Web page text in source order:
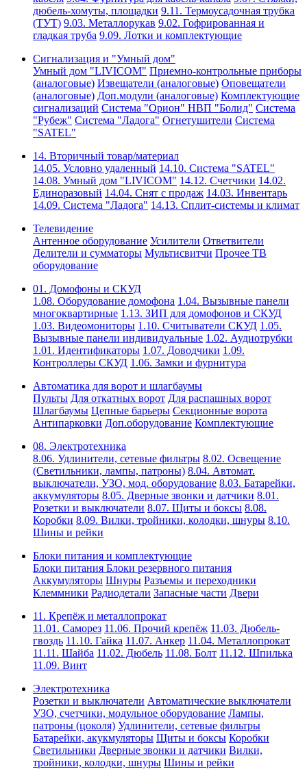
дюбель-хомуты, площадки 9.11. Термоусадочная трубка
(ТУТ) 9.03. Металлорукав 9.02. Гофрированная и
гладкая труба 9.09. Лотки и комплектующие
Сигнализация и "Умный дом"
Умный дом "LIVICOM" Приемно-контрольные приборы
(аналоговые) Извещатели (аналоговые) Оповещатели
(аналоговые) Доп.модули (аналоговые) Комплектующие
сигнализаций Система "Орион" НВП "Болид" Система
"Рубеж" Система "Ладога" Огнетушители Система
"SATEL"
14. Вторичный товар/материал
14.05. Условно удаленный 14.10. Система "SATEL"
14.08. Умный дом "LIVICOM" 14.12. Счетчики 14.02.
Единоразовый 14.04. Снят с продаж 14.03. Инвентарь
14.09. Система "Ладога" 14.13. Сплит-системы и климат
Телевидение
Антенное оборудование Усилители Ответвители
Делители и сумматоры Мультисвитчи Прочее ТВ
оборудование
01. Домофоны и СКУД
1.08. Оборудование домофона 1.04. Вызывные панели
многоквартирные 1.13. ЗИП для домофонов и СКУД
1.03. Видеомониторы 1.10. Считыватели СКУД 1.05.
Вызывные панели индивидуальные 1.02. Аудиотрубки
1.01. Идентификаторы 1.07. Доводчики 1.09.
Контроллеры СКУД 1.06. Замки и фурнитура
Автоматика для ворот и шлагбаумы
Пульты Для откатных ворот Для распашных ворот
Шлагбаумы Цепные барьеры Секционные ворота
Антипарковки Доп.оборудование Комплектующие
08. Электротехника
8.06. Удлинители, сетевые фильтры 8.02. Освещение
(Светильники, лампы, патроны) 8.04. Автомат.
выключатели, УЗО, мод. оборудование 8.03. Батарейки,
аккумуляторы 8.05. Дверные звонки и датчики 8.01.
Розетки и выключатели 8.07. Щиты и боксы 8.08.
Коробки 8.09. Вилки, тройники, колодки, шнуры 8.10.
Шины и рейки
Блоки питания и комплектующие
Блоки питания Блоки резервного питания
Аккумуляторы Шнуры Разъемы и переходники
Клеммники Радиодетали Запасные части Двери
11. Крепёж и металлопрокат
11.01. Саморез 11.06. Прочий крепёж 11.03. Дюбель-
гвоздь 11.10. Гайка 11.07. Анкер 11.04. Металлопрокат
11.11. Шайба 11.02. Дюбель 11.08. Болт 11.12. Шпилька
11.09. Винт
Электротехника
Розетки и выключатели Автоматические выключатели
УЗО, счетчики, модульное оборудование Лампы,
патроны (цоколя) Удлинители, сетевые фильтры
Батарейки, акукмуляторы Щиты и боксы Коробки
Светильники Дверные звонки и датчики Вилки,
тройники, колодки, шнуры Шины и рейки